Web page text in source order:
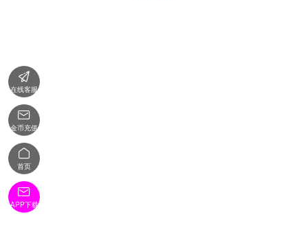

在线客服

金币充值

首页

APP下载